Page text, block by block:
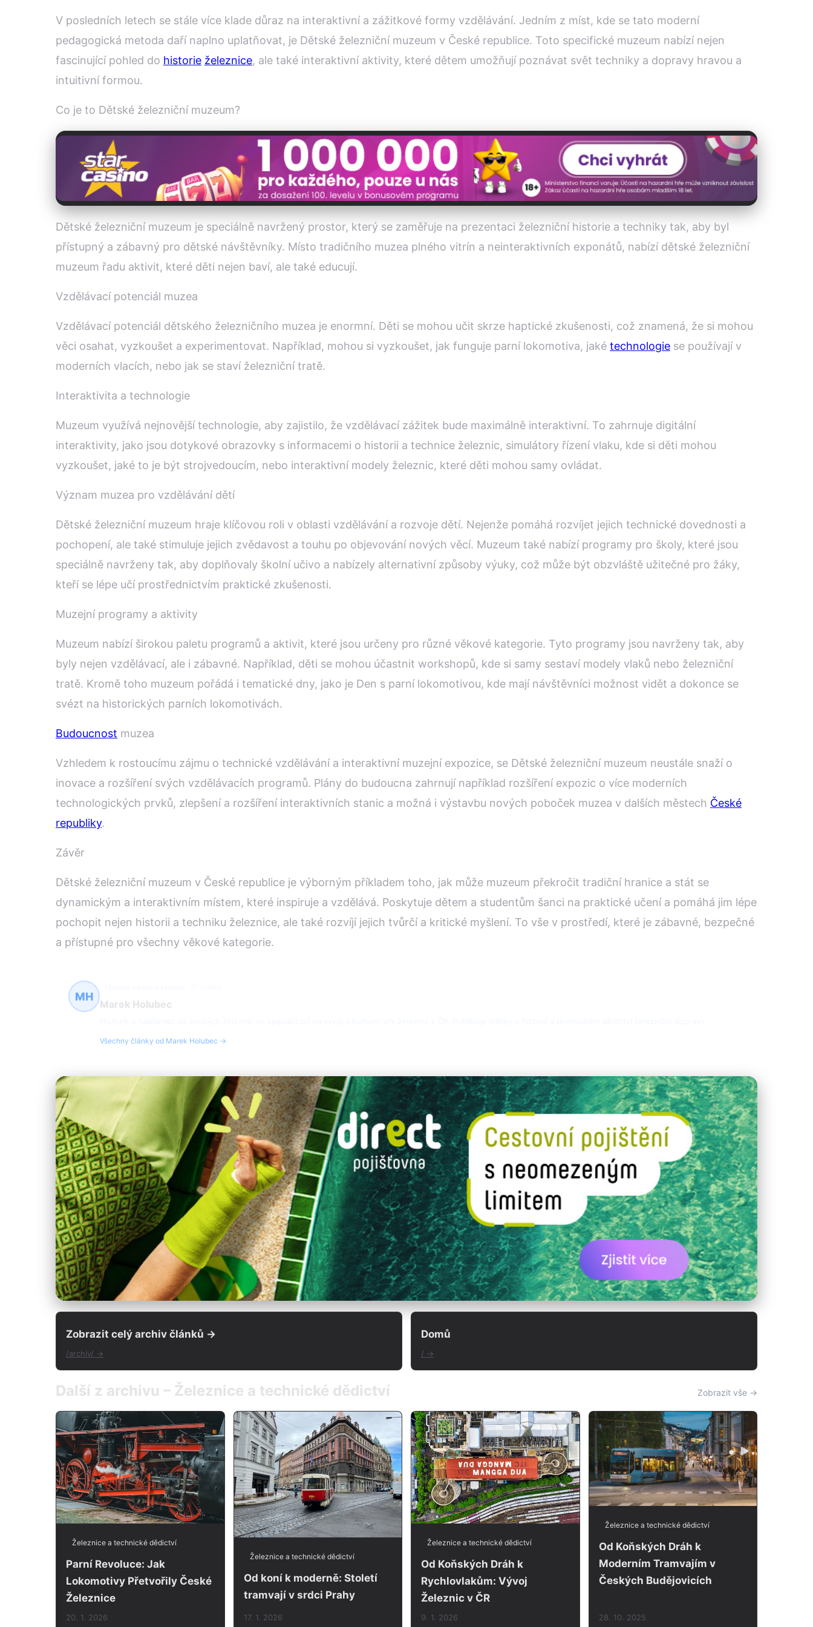
V posledních letech se stále více klade důraz na interaktivní a zážitkové formy vzdělávání. Jedním z míst, kde se tato moderní
pedagogická metoda daří naplno uplatňovat, je Dětské železniční muzeum v České republice. Toto specifické muzeum nabízí nejen
fascinující pohled do historie železnice, ale také interaktivní aktivity, které dětem umožňují poznávat svět techniky a dopravy hravou a
intuitivní formou.
Co je to Dětské železniční muzeum?
Dětské železniční muzeum je speciálně navržený prostor, který se zaměřuje na prezentaci železniční historie a techniky tak, aby byl
přístupný a zábavný pro dětské návštěvníky. Místo tradičního muzea plného vitrín a neinteraktivních exponátů, nabízí dětské železniční
muzeum řadu aktivit, které děti nejen baví, ale také educují.
Vzdělávací potenciál muzea
Vzdělávací potenciál dětského železničního muzea je enormní. Děti se mohou učit skrze haptické zkušenosti, což znamená, že si mohou
věci osahat, vyzkoušet a experimentovat. Například, mohou si vyzkoušet, jak funguje parní lokomotiva, jaké technologie se používají v
moderních vlacích, nebo jak se staví železniční tratě.
Interaktivita a technologie
Muzeum využívá nejnovější technologie, aby zajistilo, že vzdělávací zážitek bude maximálně interaktivní. To zahrnuje digitální
interaktivity, jako jsou dotykové obrazovky s informacemi o historii a technice železnic, simulátory řízení vlaku, kde si děti mohou
vyzkoušet, jaké to je být strojvedoucím, nebo interaktivní modely železnic, které děti mohou samy ovládat.
Význam muzea pro vzdělávání dětí
Dětské železniční muzeum hraje klíčovou roli v oblasti vzdělávání a rozvoje dětí. Nejenže pomáhá rozvíjet jejich technické dovednosti a
pochopení, ale také stimuluje jejich zvědavost a touhu po objevování nových věcí. Muzeum také nabízí programy pro školy, které jsou
speciálně navrženy tak, aby doplňovaly školní učivo a nabízely alternativní způsoby výuky, což může být obzvláště užitečné pro žáky,
kteří se lépe učí prostřednictvím praktické zkušenosti.
Muzejní programy a aktivity
Muzeum nabízí širokou paletu programů a aktivit, které jsou určeny pro různé věkové kategorie. Tyto programy jsou navrženy tak, aby
byly nejen vzdělávací, ale i zábavné. Například, děti se mohou účastnit workshopů, kde si samy sestaví modely vlaků nebo železniční
tratě. Kromě toho muzeum pořádá i tematické dny, jako je Den s parní lokomotivou, kde mají návštěvníci možnost vidět a dokonce se
svézt na historických parních lokomotivách.
Budoucnost muzea
Vzhledem k rostoucímu zájmu o technické vzdělávání a interaktivní muzejní expozice, se Dětské železniční muzeum neustále snaží o
inovace a rozšíření svých vzdělávacích programů. Plány do budoucna zahrnují například rozšíření expozic o více moderních
technologických prvků, zlepšení a rozšíření interaktivních stanic a možná i výstavbu nových poboček muzea v dalších městech České
republiky.
Závěr
Dětské železniční muzeum v České republice je výborným příkladem toho, jak může muzeum překročit tradiční hranice a stát se
dynamickým a interaktivním místem, které inspiruje a vzdělává. Poskytuje dětem a studentům šanci na praktické učení a pomáhá jim lépe
pochopit nejen historii a techniku železnice, ale také rozvíjí jejich tvůrčí a kritické myšlení. To vše v prostředí, které je zábavné, bezpečné
a přístupné pro všechny věkové kategorie.
MH
Marek Holubec
Všechny články od Marek Holubec →
Zobrazit celý archiv článků →
/archiv/ →
Domů
/ →
Další z archivu – Železnice a technické dědictví Zobrazit vše →
Železnice a technické dědictví
Parní Revoluce: Jak
Lokomotivy Přetvořily České
Železnice
20. 1. 2026
Železnice a technické dědictví
Od koní k moderně: Století
tramvají v srdci Prahy
17. 1. 2026
Železnice a technické dědictví
Od Koňských Dráh k
Rychlovlakům: Vývoj
Železnic v ČR
9. 1. 2026
Železnice a technické dědictví
Od Koňských Dráh k
Moderním Tramvajím v
Českých Budějovicích
28. 10. 2025